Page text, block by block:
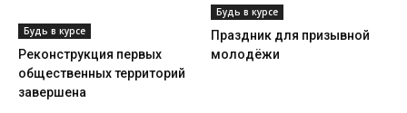
Будь в курсе
Реконструкция первых
общественных территорий
завершена
Будь в курсе
Праздник для призывной
молодёжи